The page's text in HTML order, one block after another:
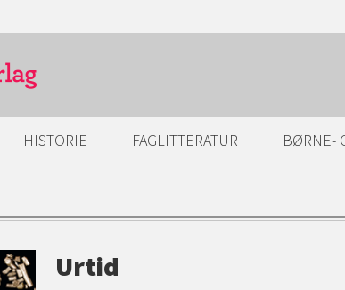
HISTORIE FAGLITTERATUR BØRNE-
Urtid